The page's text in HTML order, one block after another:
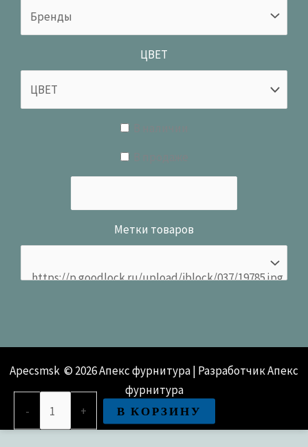
ЦВЕТ
Метки товаров
Apecsmsk © 2026 Апекс фурнитура | Разработчик Апекс
фурнитура
-
+ В КОРЗИНУ